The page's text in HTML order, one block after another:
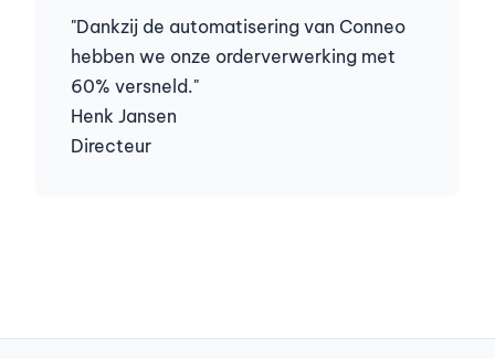
"Dankzij de automatisering van Conneo
hebben we onze orderverwerking met
60% versneld."
Henk Jansen
Directeur